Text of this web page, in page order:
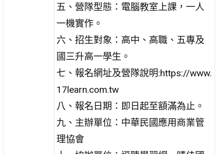
五、營隊型態：電腦教室上課，一人
一機實作。
六、招生對象：高中、高職、五專及
國三升高一學生。
七、報名網址及營隊說明:https://www.
17learn.com.tw
八、報名日期：即日起至額滿為止。
九、主辦單位：中華民國應用商業管
理協會